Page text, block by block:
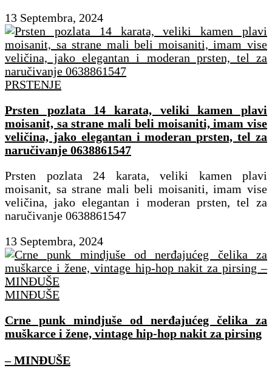
13 Septembra, 2024
PRSTENJE
Prsten pozlata 14 karata, veliki kamen plavi
moisanit, sa strane mali beli moisaniti, imam vise
veličina, jako elegantan i moderan prsten, tel za
naručivanje 0638861547
Prsten pozlata 24 karata, veliki kamen plavi
moisanit, sa strane mali beli moisaniti, imam vise
veličina, jako elegantan i moderan prsten, tel za
naručivanje 0638861547
13 Septembra, 2024
MINĐUŠE
Crne punk mindjuše od nerđajućeg čelika za
muškarce i žene, vintage hip-hop nakit za pirsing
– MINĐUŠE